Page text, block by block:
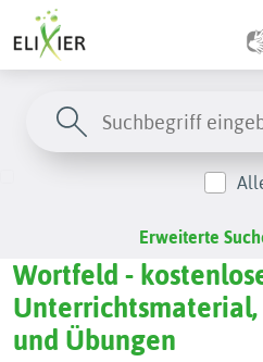
Erweiterte
Wortfeld -
und Übungen